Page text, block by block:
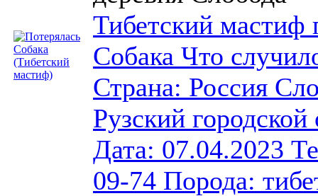
Тибетский мастиф
Собака Что
Страна: Россия
Рузский
Дата: 07.04.2023
09-74 Порода: